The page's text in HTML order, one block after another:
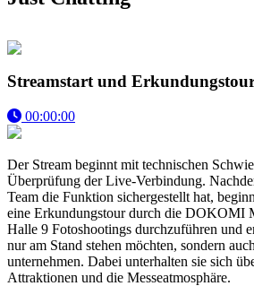
Streamstart und
00:00:00
Der Stream beginnt mit technischen
Überprüfung der Live-Verbindung.
Team die Funktion sichergestellt hat,
eine Erkundungstour durch die DOKOMI
Halle 9 Fotoshootings durchzuführen und
nur am Stand stehen möchten, sondern
unternehmen. Dabei unterhalten sie sich
Attraktionen und die Messeatmosphäre.